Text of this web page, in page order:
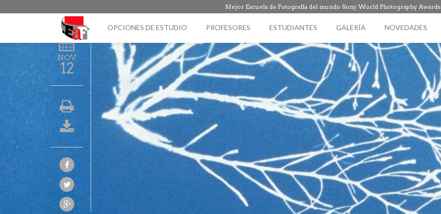
Mejor Escuela de Fotografía del mundo Sony World Photography Awards
OPCIONES DE ESTUDIO PROFESORES ESTUDIANTES GALERÍA NOVEDADES
NOV
12